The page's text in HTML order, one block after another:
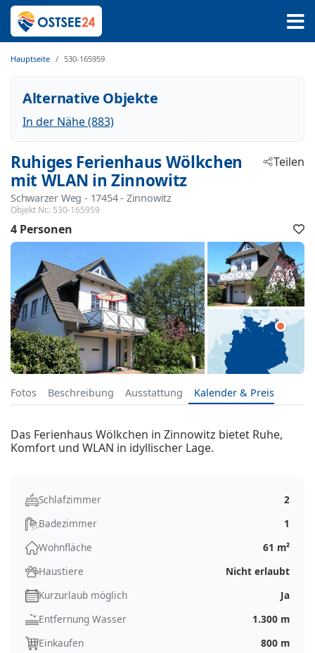
Hauptseite 530-165959
Alternative Objekte
In der Nähe (883)
Ruhiges Ferienhaus Wölkchen
mit WLAN in Zinnowitz
Schwarzer Weg - 17454 - Zinnowitz
Objekt Nr.: 530-165959
Teilen
4 Personen
Fotos Beschreibung Ausstattung Kalender & Preis
Das Ferienhaus Wölkchen in Zinnowitz bietet Ruhe,
Komfort und WLAN in idyllischer Lage.
Schlafzimmer
2
Badezimmer
1
Wohnfläche
61 m²
Haustiere
Nicht erlaubt
Kurzurlaub möglich
Ja
Entfernung Wasser
1.300 m
Einkaufen
800 m